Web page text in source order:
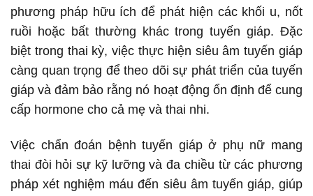
phương pháp hữu ích để phát hiện các khối u, nốt
ruồi hoặc bất thường khác trong tuyến giáp. Đặc
biệt trong thai kỳ, việc thực hiện siêu âm tuyến giáp
càng quan trọng để theo dõi sự phát triển của tuyến
giáp và đảm bảo rằng nó hoạt động ổn định để cung
cấp hormone cho cả mẹ và thai nhi.
Việc chẩn đoán bệnh tuyến giáp ở phụ nữ mang
thai đòi hỏi sự kỹ lưỡng và đa chiều từ các phương
pháp xét nghiệm máu đến siêu âm tuyến giáp, giúp